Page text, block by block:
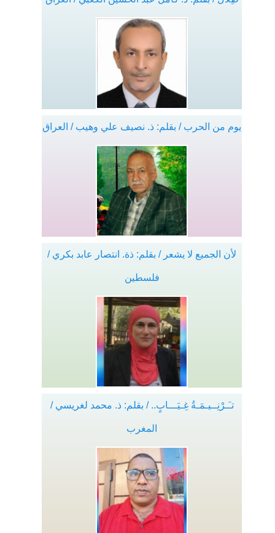
يوم من الحرب / بقلم: ذ. نصيف علي وهيب / العراق
لأن الجميع لا يشعر / بقلم: ذة. انتصار عابد بكري /
فلسطين
تـَـرْنِــيـمَـةُ غِـيَـــابٍ.. / بقلم: ذ. محمد لغريسي /
المغرب